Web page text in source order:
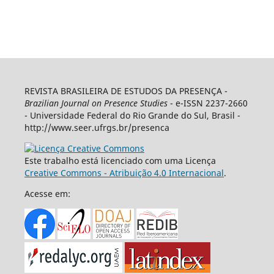
REVISTA BRASILEIRA DE ESTUDOS DA PRESENÇA -
Brazilian Journal on Presence Studies- e-ISSN 2237-2660
- Universidade Federal do Rio Grande do Sul, Brasil -
http://www.seer.ufrgs.br/presenca
Este trabalho está licenciado com uma Licença
Creative Commons - Atribuição 4.0 Internacional.
Acesse em: